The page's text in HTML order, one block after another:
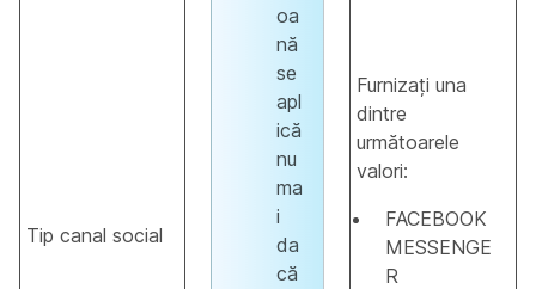
Tip canal social
oa
nă
se
apl
ică
nu
ma
i
da
că
Furnizați una
dintre
următoarele
valori:
FACEBOOK
MESSENGE
R